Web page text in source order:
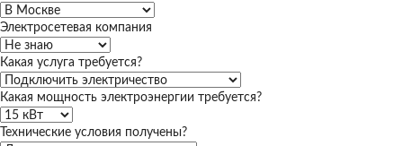
Электросетевая компания
Какая услуга требуется?
Какая мощность электроэнергии требуется?
Технические условия получены?